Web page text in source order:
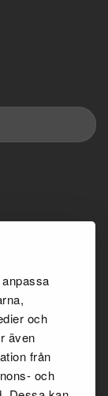
och
även
från
och